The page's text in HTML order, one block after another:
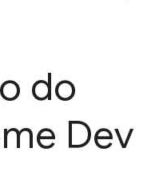
do
Dev